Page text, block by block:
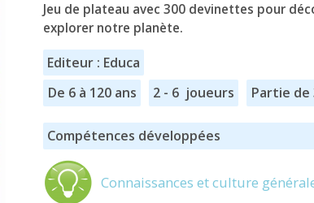
Jeu de plateau avec 300 devinettes pour
explorer notre planète.
Editeur : Educa
De 6 à 120 ans
2 - 6 joueurs Partie de
Compétences développées
Connaissances et culture